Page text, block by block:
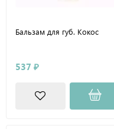
Бальзам для губ. Кокос
537 ₽